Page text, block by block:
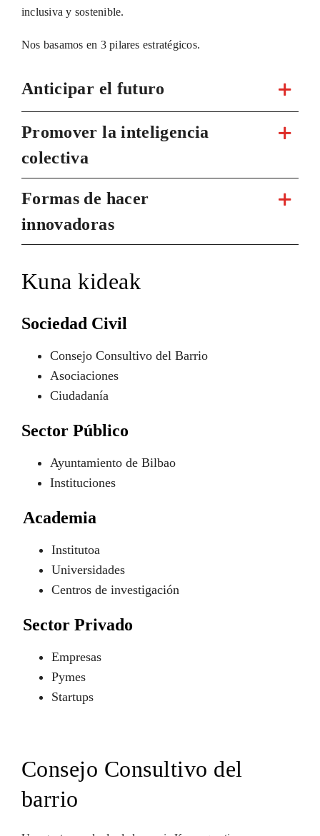
inclusiva y sostenible.
Nos basamos en 3 pilares estratégicos.
Anticipar el futuro
Promover la inteligencia
colectiva
Formas de hacer
innovadoras
Kuna kideak
Sociedad Civil
Consejo Consultivo del Barrio
Asociaciones
Ciudadanía
Sector Público
Ayuntamiento de Bilbao
Instituciones
Academia
Institutoa
Universidades
Centros de investigación
Sector Privado
Empresas
Pymes
Startups
Consejo Consultivo del
barrio